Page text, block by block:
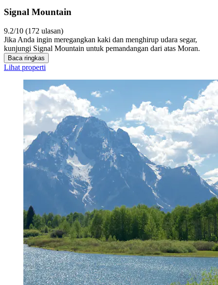
Signal Mountain
9.2/10 (172 ulasan)
Jika Anda ingin meregangkan kaki dan menghirup udara segar,
kunjungi Signal Mountain untuk pemandangan dari atas Moran.
Baca ringkas
Lihat properti